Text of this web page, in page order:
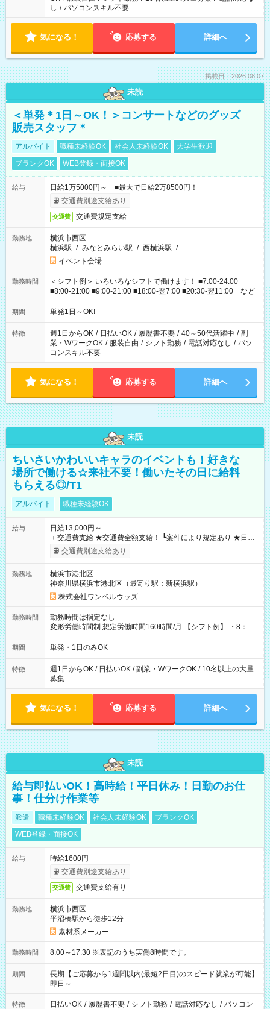
し / パソコンスキル不要
気になる！ 応募する 詳細へ
掲載日：2026.08.07
未読
＜単発＊1日～OK！＞コンサートなどのグッズ
販売スタッフ＊
アルバイト 職種未経験OK 社会人未経験OK
大学生歓迎
ブランクOK
WEB登録・面接OK
給与
日給1万5000円～ ■最大で日給2万8500円！
交通費別途支給あり
交通費 交通費規定支給
勤務地
横浜市西区
横浜駅 / みなとみらい駅 / 西横浜駅 / …
イベント会場
勤務時間
＜シフト例＞ いろいろなシフトで働けます！ ■7:00-24:00
■8:00-21:00 ■9:00-21:00 ■18:00-翌7:00 ■20:30-翌11:00 など
期間 単発1日～OK!
特徴 週1日からOK / 日払いOK / 履歴書不要 / 40～50代活躍中 / 副
業・WワークOK / 服装自由 / シフト勤務 / 電話対応なし / パソ
コンスキル不要
気になる！ 応募する 詳細へ
未読
ちいさいかわいいキャラのイベントも！好きな
場所で働ける☆来社不要！働いたその日に給料
もらえる◎/T1
アルバイト 職種未経験OK
給与
日給13,000円～
＋交通費支給 ★交通費全額支給！ ┗案件により規定あり ★日払
いOK！（規定あり） ┗働いたその日に現金GET♪ お仕事後はコ
ンビニATMから 日払い分を引き落とせます！ 【試用期間】試
交通費別途支給あり
勤務地
横浜市港北区
神奈川県横浜市港北区（最寄り駅：新横浜駅）
株式会社ワンベルウッズ
勤務時間
勤務時間は指定なし
変形労働時間制 想定労働時間160時間/月 【シフト例】 ・8：00
～21：00
期間 単発・1日のみOK
特徴
週1日からOK / 日払いOK / 副業・WワークOK / 10名以上の大量
募集
気になる！ 応募する 詳細へ
未読
給与即払いOK！高時給！平日休み！日勤のお仕
事！仕分け作業等
派遣 職種未経験OK 社会人未経験OK
ブランクOK
WEB登録・面接OK
給与
時給1600円
交通費別途支給あり
交通費 交通費支給有り
勤務地
横浜市西区
平沼橋駅から徒歩12分
素材系メーカー
勤務時間 8:00～17:30 ※表記のうち実働8時間です。
期間
長期【ご応募から1週間以内(最短2日目)のスピード就業が可能】
即日～
特徴 日払いOK / 履歴書不要 / シフト勤務 / 電話対応なし / パソコン